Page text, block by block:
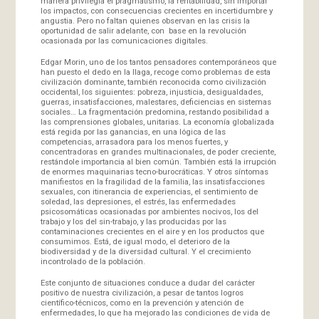
los impactos, con consecuencias crecientes en incertidumbre y
angustia. Pero no faltan quienes observan en las crisis la
oportunidad de salir adelante, con base en la revolución
ocasionada por las comunicaciones digitales.
Edgar Morin, uno de los tantos pensadores contemporáneos que
han puesto el dedo en la llaga, recoge como problemas de esta
civilización dominante, también reconocida como civilización
occidental, los siguientes: pobreza, injusticia, desigualdades,
guerras, insatisfacciones, malestares, deficiencias en sistemas
sociales… La fragmentación predomina, restando posibilidad a
las comprensiones globales, unitarias. La economía globalizada
está regida por las ganancias, en una lógica de las
competencias, arrasadora para los menos fuertes, y
concentradoras en grandes multinacionales, de poder creciente,
restándole importancia al bien común. También está la irrupción
de enormes maquinarias tecno-burocráticas. Y otros síntomas
manifiestos en la fragilidad de la familia, las insatisfacciones
sexuales, con itinerancia de experiencias, el sentimiento de
soledad, las depresiones, el estrés, las enfermedades
psicosomáticas ocasionadas por ambientes nocivos, los del
trabajo y los del sin-trabajo, y las producidas por las
contaminaciones crecientes en el aire y en los productos que
consumimos. Está, de igual modo, el deterioro de la
biodiversidad y de la diversidad cultural. Y el crecimiento
incontrolado de la población.
Este conjunto de situaciones conduce a dudar del carácter
positivo de nuestra civilización, a pesar de tantos logros
científico-técnicos, como en la prevención y atención de
enfermedades, lo que ha mejorado las condiciones de vida de